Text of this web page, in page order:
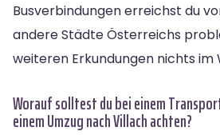
Busverbindungen erreichst du
andere Städte Österreichs
weiteren Erkundungen nichts im
Worauf solltest du bei einem
einem Umzug nach Villach achten?